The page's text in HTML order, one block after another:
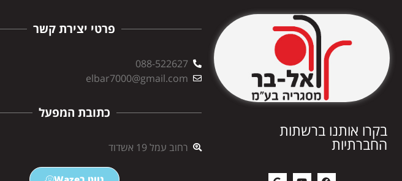
בקרו אותנו ברשתות
החברתיות
פרטי יצירת קשר
088-522627
elbar7000@gmail.com
כתובת המפעל
רחוב עמל 19 אשדוד